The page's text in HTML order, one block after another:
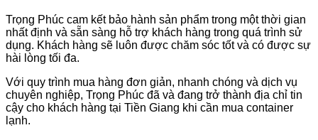
Trọng Phúc cam kết bảo hành sản phẩm trong một thời gian
nhất định và sẵn sàng hỗ trợ khách hàng trong quá trình sử
dụng. Khách hàng sẽ luôn được chăm sóc tốt và có được sự
hài lòng tối đa.
Với quy trình mua hàng đơn giản, nhanh chóng và dịch vụ
chuyên nghiệp, Trọng Phúc đã và đang trở thành địa chỉ tin
cậy cho khách hàng tại Tiền Giang khi cần mua container
lạnh.